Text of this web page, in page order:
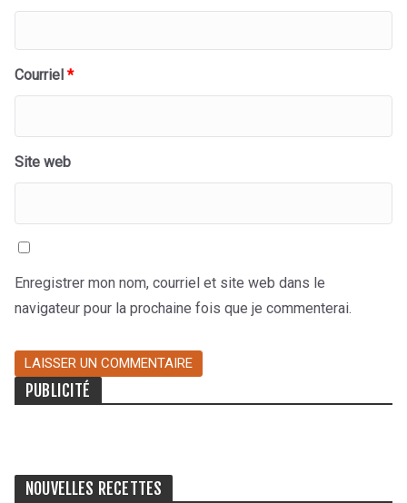
Courriel *
Site web
Enregistrer mon nom, courriel et site web dans le
navigateur pour la prochaine fois que je commenterai.
PUBLICITÉ
NOUVELLES RECETTES